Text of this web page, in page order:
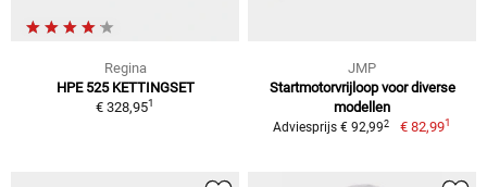
Regina
HPE 525 KETTINGSET
€ 328,951
JMP
Startmotorvrijloop voor diverse
modellen
Adviesprijs € 92,992 € 82,991